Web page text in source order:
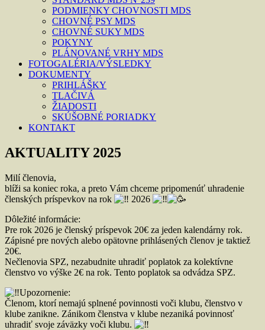
PODMIENKY CHOVNOSTI MDS
CHOVNÉ PSY MDS
CHOVNÉ SUKY MDS
POKYNY
PLÁNOVANÉ VRHY MDS
FOTOGALÉRIA/VÝSLEDKY
DOKUMENTY
PRIHLÁŠKY
TLAČIVÁ
ŽIADOSTI
SKÚŠOBNÉ PORIADKY
KONTAKT
AKTUALITY 2025
Milí členovia,
blíži sa koniec roka, a preto Vám chceme pripomenúť uhradenie
členských príspevkov na rok
2026
Dôležité informácie:
Pre rok 2026 je členský príspevok 20€ za jeden kalendárny rok.
Zápisné pre nových alebo opätovne prihlásených členov je taktiež
20€.
Nečlenovia SPZ, nezabudnite uhradiť poplatok za kolektívne
členstvo vo výške 2€ na rok. Tento poplatok sa odvádza SPZ.
Upozornenie:
Členom, ktorí nemajú splnené povinnosti voči klubu, členstvo v
klube zanikne. Zánikom členstva v klube nezaniká povinnosť
uhradiť svoje záväzky voči klubu.